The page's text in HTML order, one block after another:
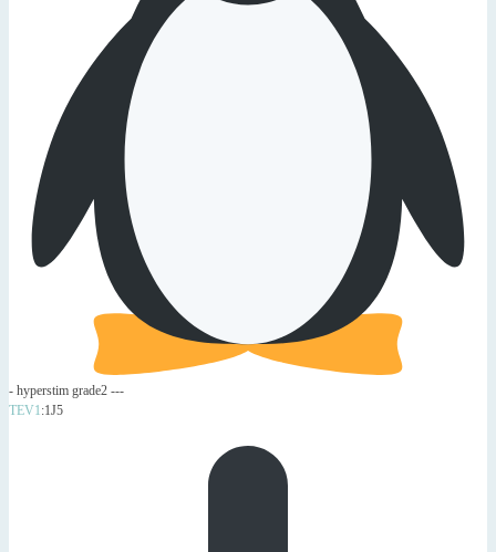
- hyperstim grade2 ---
TEV1 :1J5